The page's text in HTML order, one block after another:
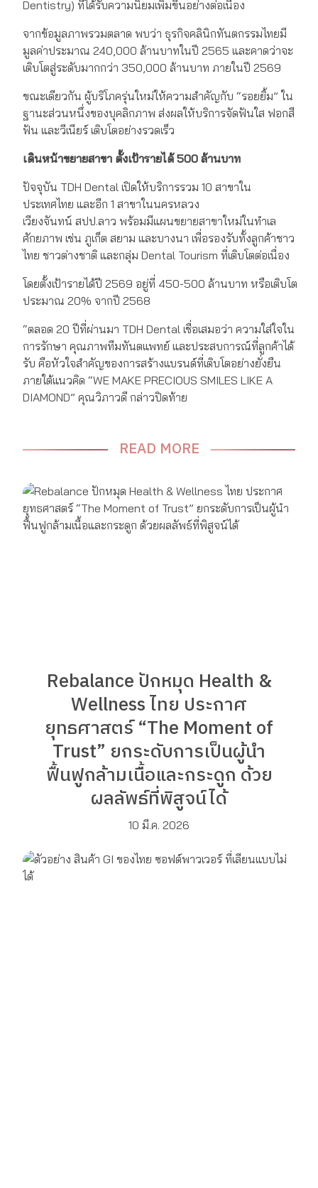
Dentistry) ที่ได้รับความนิยมเพิ่มขึ้นอย่างต่อเนื่อง
จากข้อมูลภาพรวมตลาด พบว่า ธุรกิจคลินิกทันตกรรมไทยมี
มูลค่าประมาณ 240,000 ล้านบาทในปี 2565 และคาดว่าจะ
เติบโตสู่ระดับมากกว่า 350,000 ล้านบาท ภายในปี 2569
ขณะเดียวกัน ผู้บริโภครุ่นใหม่ให้ความสำคัญกับ “รอยยิ้ม” ใน
ฐานะส่วนหนึ่งของบุคลิกภาพ ส่งผลให้บริการจัดฟันใส ฟอกสี
ฟัน และวีเนียร์ เติบโตอย่างรวดเร็ว
เดินหน้าขยายสาขา ตั้งเป้ารายได้ 500 ล้านบาท
ปัจจุบัน TDH Dental เปิดให้บริการรวม 10 สาขาใน
ประเทศไทย และอีก 1 สาขาในนครหลวง
เวียงจันทน์ สปป.ลาว พร้อมมีแผนขยายสาขาใหม่ในทำเล
ศักยภาพ เช่น ภูเก็ต สยาม และบางนา เพื่อรองรับทั้งลูกค้าชาว
ไทย ชาวต่างชาติ และกลุ่ม Dental Tourism ที่เติบโตต่อเนื่อง
โดยตั้งเป้ารายได้ปี 2569 อยู่ที่ 450-500 ล้านบาท หรือเติบโต
ประมาณ 20% จากปี 2568
“ตลอด 20 ปีที่ผ่านมา TDH Dental เชื่อเสมอว่า ความใส่ใจใน
การรักษา คุณภาพทีมทันตแพทย์ และประสบการณ์ที่ลูกค้าได้
รับ คือหัวใจสำคัญของการสร้างแบรนด์ที่เติบโตอย่างยั่งยืน
ภายใต้แนวคิด “WE MAKE PRECIOUS SMILES LIKE A
DIAMOND” คุณวิภาวดี กล่าวปิดท้าย
READ MORE
Rebalance ปักหมุด Health &
Wellness ไทย ประกาศ
ยุทธศาสตร์ “The Moment of
Trust” ยกระดับการเป็นผู้นำ
ฟื้นฟูกล้ามเนื้อและกระดูก ด้วย
ผลลัพธ์ที่พิสูจน์ได้
10 มี.ค. 2026